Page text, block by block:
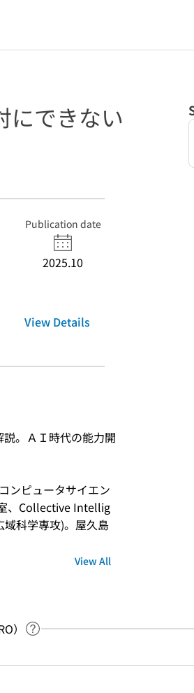
にできない
Publication date
2025.10
View Details
。ＡＩ時代の能力開
ンピュータサイエン
、Collective Intellig
科学専攻)。屋久島
View All
）
Link to Help Page
of contents